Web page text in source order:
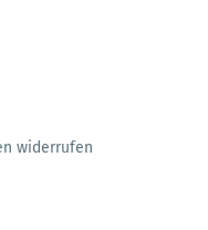
widerrufen